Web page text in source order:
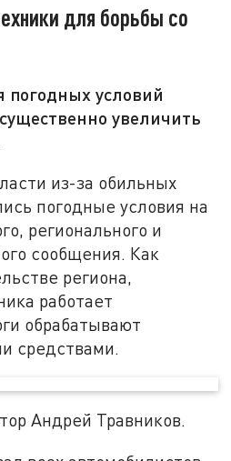
для борьбы со
погодных условий
увеличить
из-за обильных
погодные условия на
регионального и
сообщения. Как
региона,
работает
обрабатывают
средствами.
Андрей Травников.